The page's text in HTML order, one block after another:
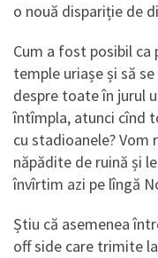
o nouă dispariție de
Cum a fost posibil ca
temple uriașe și să
despre toate în jurul
întîmpla, atunci cînd
cu stadioanele? Vom
năpădite de ruină și
învîrtim azi pe lîngă
Știu că asemenea
off side care trimite